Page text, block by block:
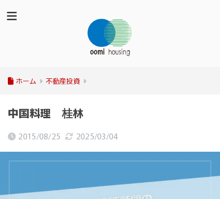
ホーム 不動産投資
中国料理 桂林
2015/08/25 2025/03/04